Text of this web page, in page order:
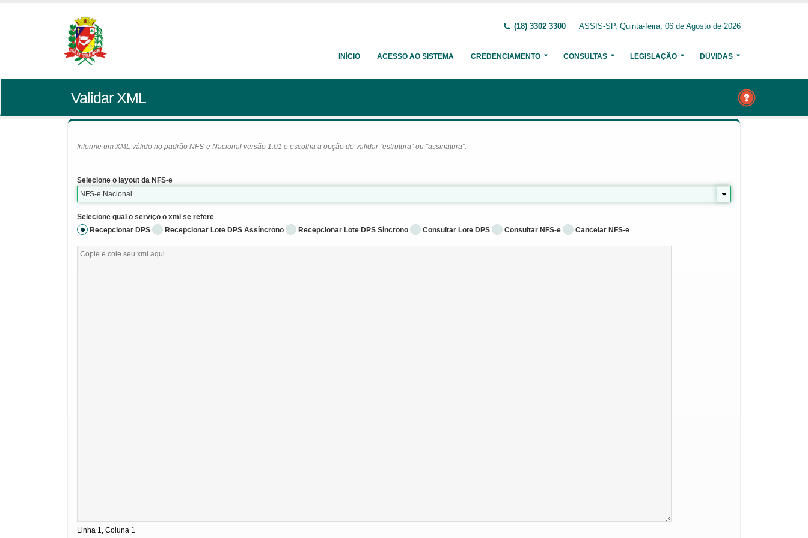
(18) 3302 3300 ASSIS-SP, Quinta-feira, 06 de Agosto de 2026
INÍCIO ACESSO AO SISTEMA CREDENCIAMENTO CONSULTAS LEGISLAÇÃO DÚVIDAS
Validar XML
Informe um XML válido no padrão NFS-e Nacional versão 1.01 e escolha a opção de validar "estrutura" ou "assinatura".
Selecione o layout da NFS-e
NFS-e Nacional
Selecione qual o serviço o xml se refere
Recepcionar DPS
Recepcionar Lote DPS Assíncrono Recepcionar Lote DPS Síncrono Consultar Lote DPS Consultar NFS-e Cancelar NFS-e
Linha 1, Coluna 1